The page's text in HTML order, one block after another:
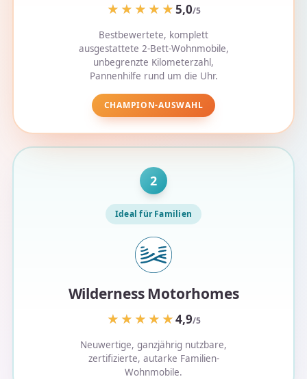
2
Ideal für Familien
Wilderness Motorhomes
★★★★★
★★★★★4,9/5
Neuwertige, ganzjährig nutzbare,
zertifizierte, autarke Familien-
Wohnmobile.
★★★★★
★★★★★5,0/5
Bestbewertete, komplett
ausgestattete 2-Bett-Wohnmobile,
unbegrenzte Kilometerzahl,
Pannenhilfe rund um die Uhr.
CHAMPION-AUSWAHL